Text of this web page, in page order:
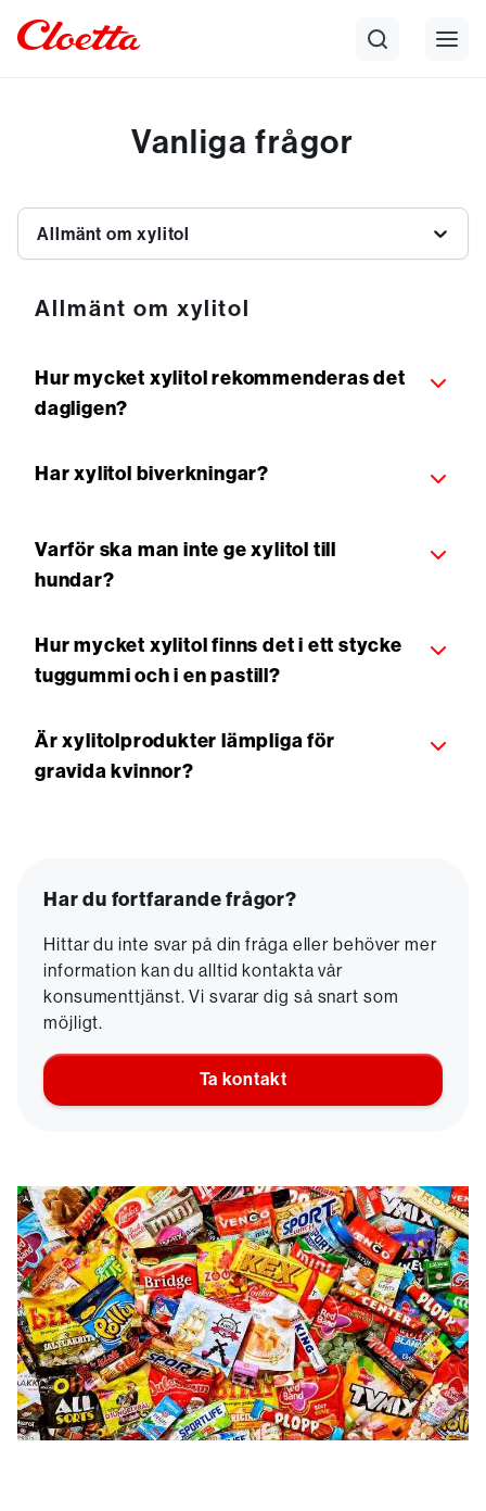
Vanliga frågor
Allmänt om xylitol
Allmänt om xylitol
Hur mycket xylitol rekommenderas det
dagligen?
Har xylitol biverkningar?
Varför ska man inte ge xylitol till
hundar?
Hur mycket xylitol finns det i ett stycke
tuggummi och i en pastill?
Är xylitolprodukter lämpliga för
gravida kvinnor?
Har du fortfarande frågor?
Hittar du inte svar på din fråga eller behöver mer
information kan du alltid kontakta vår
konsumenttjänst. Vi svarar dig så snart som
möjligt.
Ta kontakt